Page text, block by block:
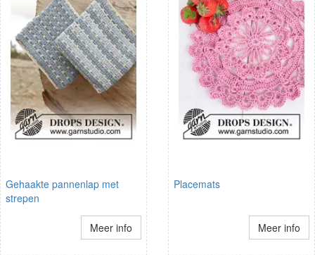
Gehaakte pannenlap met
strepen
Meer info
Placemats
Meer info